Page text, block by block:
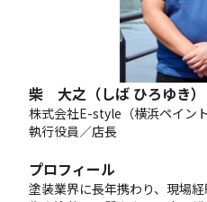
柴 大之（しば ひろゆき）
株式会社E-style（横浜ペイント
執行役員／店長
プロフィール
塗装業界に長年携わり、現場